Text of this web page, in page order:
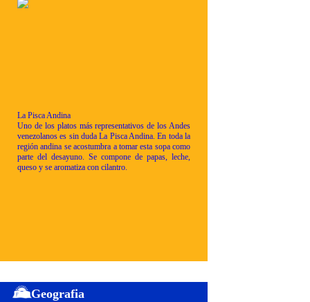
La Pisca Andina
Uno de los platos más representativos de los Andes
venezolanos es sin duda La Pisca Andina. En toda la
región andina se acostumbra a tomar esta sopa como
parte del desayuno. Se compone de papas, leche,
queso y se aromatiza con cilantro.
Geografia